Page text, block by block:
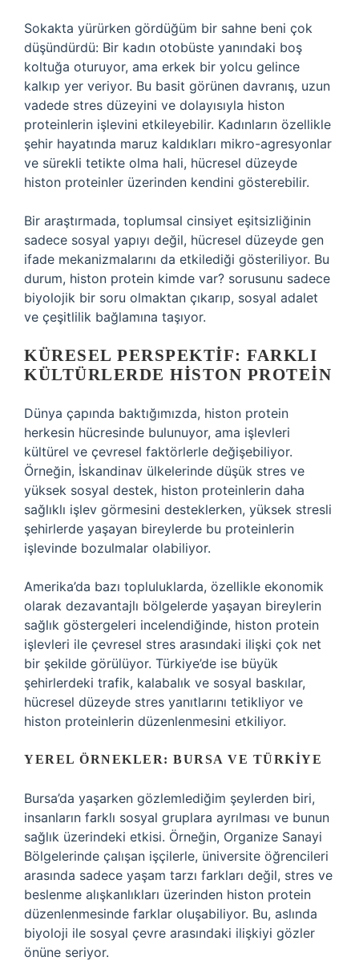
Sokakta yürürken gördüğüm bir sahne beni çok
düşündürdü: Bir kadın otobüste yanındaki boş
koltuğa oturuyor, ama erkek bir yolcu gelince
kalkıp yer veriyor. Bu basit görünen davranış, uzun
vadede stres düzeyini ve dolayısıyla histon
proteinlerin işlevini etkileyebilir. Kadınların özellikle
şehir hayatında maruz kaldıkları mikro-agresyonlar
ve sürekli tetikte olma hali, hücresel düzeyde
histon proteinler üzerinden kendini gösterebilir.
Bir araştırmada, toplumsal cinsiyet eşitsizliğinin
sadece sosyal yapıyı değil, hücresel düzeyde gen
ifade mekanizmalarını da etkilediği gösteriliyor. Bu
durum, histon protein kimde var? sorusunu sadece
biyolojik bir soru olmaktan çıkarıp, sosyal adalet
ve çeşitlilik bağlamına taşıyor.
KÜRESEL PERSPEKTIF: FARKLI
KÜLTÜRLERDE HISTON PROTEIN
Dünya çapında baktığımızda, histon protein
herkesin hücresinde bulunuyor, ama işlevleri
kültürel ve çevresel faktörlerle değişebiliyor.
Örneğin, İskandinav ülkelerinde düşük stres ve
yüksek sosyal destek, histon proteinlerin daha
sağlıklı işlev görmesini desteklerken, yüksek stresli
şehirlerde yaşayan bireylerde bu proteinlerin
işlevinde bozulmalar olabiliyor.
Amerika’da bazı topluluklarda, özellikle ekonomik
olarak dezavantajlı bölgelerde yaşayan bireylerin
sağlık göstergeleri incelendiğinde, histon protein
işlevleri ile çevresel stres arasındaki ilişki çok net
bir şekilde görülüyor. Türkiye’de ise büyük
şehirlerdeki trafik, kalabalık ve sosyal baskılar,
hücresel düzeyde stres yanıtlarını tetikliyor ve
histon proteinlerin düzenlenmesini etkiliyor.
YEREL ÖRNEKLER: BURSA VE TÜRKIYE
Bursa’da yaşarken gözlemlediğim şeylerden biri,
insanların farklı sosyal gruplara ayrılması ve bunun
sağlık üzerindeki etkisi. Örneğin, Organize Sanayi
Bölgelerinde çalışan işçilerle, üniversite öğrencileri
arasında sadece yaşam tarzı farkları değil, stres ve
beslenme alışkanlıkları üzerinden histon protein
düzenlenmesinde farklar oluşabiliyor. Bu, aslında
biyoloji ile sosyal çevre arasındaki ilişkiyi gözler
önüne seriyor.